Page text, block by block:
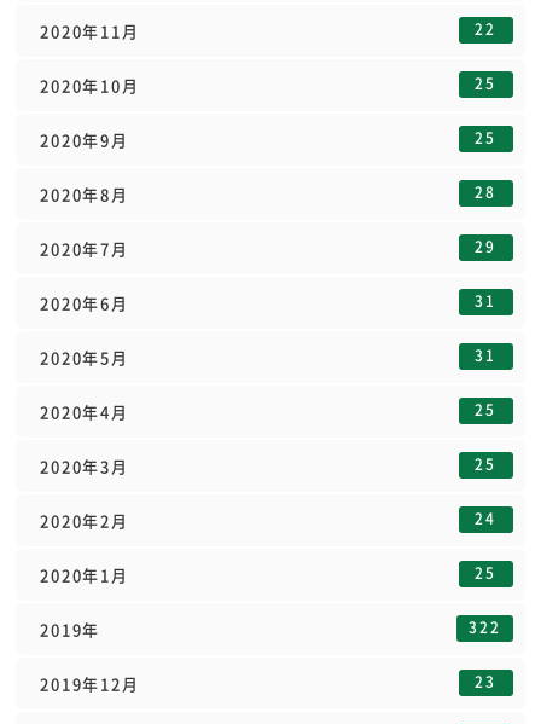
2020年11月 22
2020年10月 25
2020年9月 25
2020年8月 28
2020年7月 29
2020年6月 31
2020年5月 31
2020年4月 25
2020年3月 25
2020年2月 24
2020年1月 25
2019年 322
2019年12月 23